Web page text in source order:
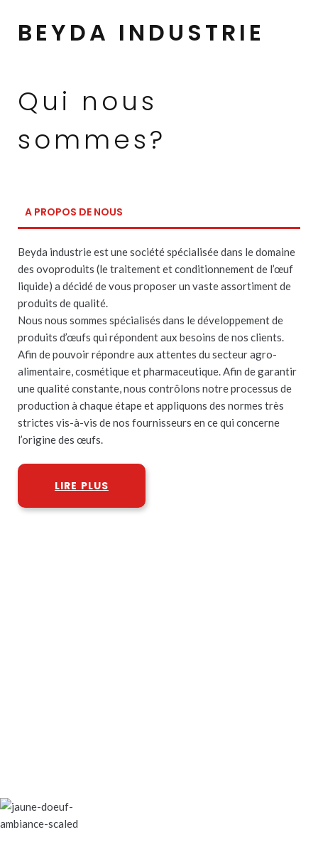
BEYDA INDUSTRIE
Qui nous
sommes?
A PROPOS DE NOUS
Beyda industrie est une société spécialisée dans le domaine
des ovoproduits (le traitement et conditionnement de l’œuf
liquide) a décidé de vous proposer un vaste assortiment de
produits de qualité.
Nous nous sommes spécialisés dans le développement de
produits d’œufs qui répondent aux besoins de nos clients.
Afin de pouvoir répondre aux attentes du secteur agro-
alimentaire, cosmétique et pharmaceutique. Afin de garantir
une qualité constante, nous contrôlons notre processus de
production à chaque étape et appliquons des normes très
strictes vis-à-vis de nos fournisseurs en ce qui concerne
l’origine des œufs.
LIRE PLUS